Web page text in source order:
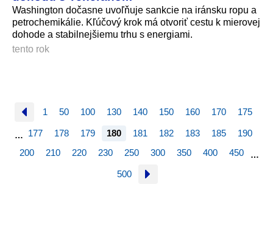
Washington dočasne uvoľňuje sankcie na iránsku ropu a
petrochemikálie. Kľúčový krok má otvoriť cestu k mierovej
dohode a stabilnejšiemu trhu s energiami.
tento rok
1 50 100 130 140 150 160 170 175
… 177 178 179 180 181 182 183 185
190
200
210 220 230 250 300 350 400 450 …
500